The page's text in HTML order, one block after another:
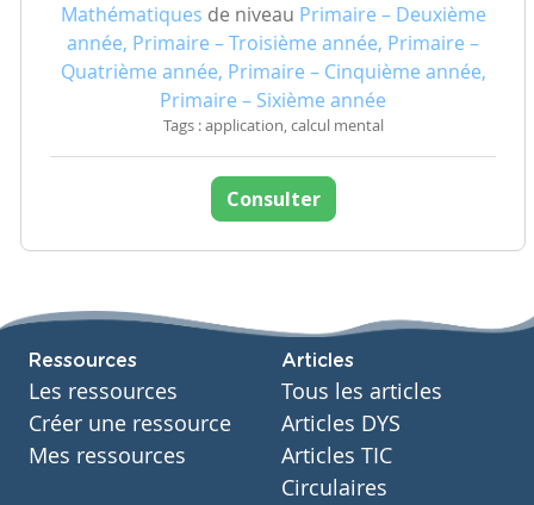
Mathématiques de niveau Primaire – Deuxième
année, Primaire – Troisième année, Primaire –
Quatrième année, Primaire – Cinquième année,
Primaire – Sixième année
Tags : application, calcul mental
Consulter
Ressources
Les ressources
Créer une ressource
Mes ressources
Articles
Tous les articles
Articles DYS
Articles TIC
Circulaires